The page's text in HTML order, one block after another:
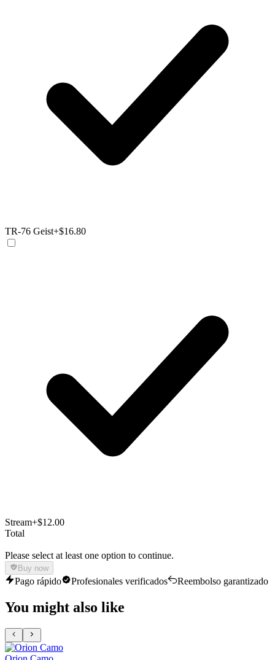
TR-76 Geist+$16.80
Stream+$12.00
Total
Please select at least one option to continue.
Buy now
Pago rápido Profesionales verificados Reembolso garantizado
You might also like